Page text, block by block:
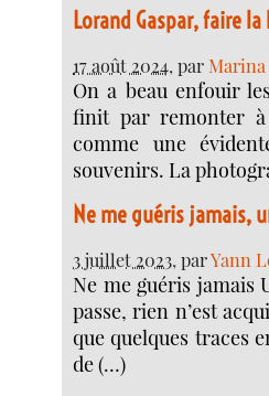
Lorand Gaspar, faire
17 août 2024, parMarina
On a beau enfouir
finit par remonter à
comme une
souvenirs. La
Ne me guéris jamais,
3 juillet 2023, parYann
Ne me guéris jamais
passe, rien n’est
que quelques traces
de (…)